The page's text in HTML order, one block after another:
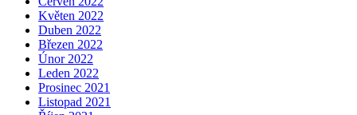
Květen 2022
Duben 2022
Březen 2022
Únor 2022
Leden 2022
Prosinec 2021
Listopad 2021